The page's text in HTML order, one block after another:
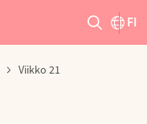
FI
Viikko 21